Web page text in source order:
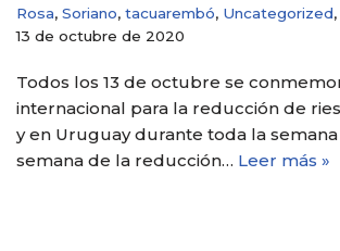
Rosa, Soriano, tacuarembó, Uncategorized,
13 de octubre de 2020
Todos los 13 de octubre se
internacional para la reducción de
y en Uruguay durante toda la
semana de la reducción… Leer más »